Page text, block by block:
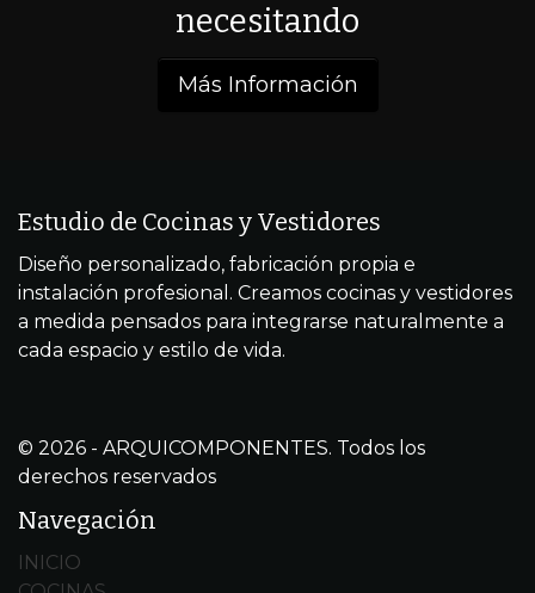
necesitando
Más Información
Estudio de Cocinas y Vestidores
Diseño personalizado, fabricación propia e
instalación profesional. Creamos cocinas y vestidores
a medida pensados para integrarse naturalmente a
cada espacio y estilo de vida.
© 2026 - ARQUICOMPONENTES. Todos los
derechos reservados
Navegación
INICIO